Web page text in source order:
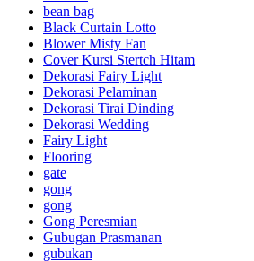
bean bag
Black Curtain Lotto
Blower Misty Fan
Cover Kursi Stertch Hitam
Dekorasi Fairy Light
Dekorasi Pelaminan
Dekorasi Tirai Dinding
Dekorasi Wedding
Fairy Light
Flooring
gate
gong
gong
Gong Peresmian
Gubugan Prasmanan
gubukan